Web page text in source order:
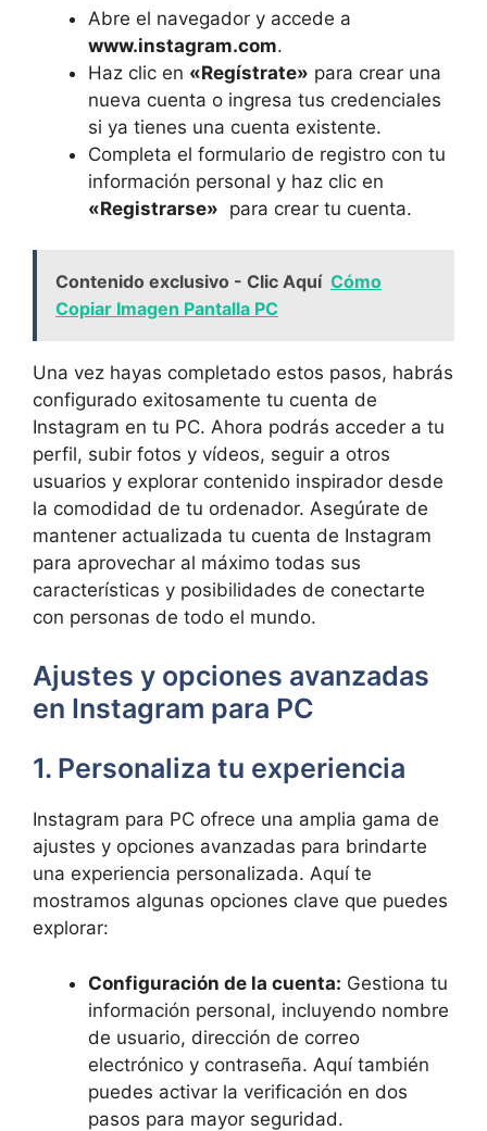
Abre el navegador y ‌accede ‌a
www.instagram.com.
Haz ​clic⁢ en «Regístrate» para ⁢crear una
nueva cuenta o ⁢ingresa⁣ tus credenciales
⁣si ya tienes una cuenta existente.
Completa el formulario de ⁢registro con tu‍
información personal ​y haz clic en ⁤
«Registrarse» ‍ para crear tu ⁢cuenta.
Contenido exclusivo - Clic Aquí Cómo
Copiar Imagen Pantalla PC
Una vez hayas completado estos pasos, ‌habrás
configurado ⁣exitosamente‍ tu cuenta de
Instagram⁤ en tu PC. Ahora ⁣podrás ‍acceder⁢ a tu
perfil, subir fotos ‍y vídeos, ⁣seguir a otros
usuarios y explorar contenido⁤ inspirador desde
la comodidad de tu⁢ ordenador.⁤ Asegúrate de
mantener actualizada tu cuenta⁣ de Instagram
para⁤ aprovechar al máximo todas​ sus
características y posibilidades de ‌conectarte
con personas de todo⁣ el mundo.
Ajustes y opciones avanzadas
en ‌Instagram para‍ PC
1. Personaliza tu experiencia
Instagram para PC⁣ ofrece⁢ una amplia gama ⁣de​
ajustes y opciones avanzadas para‌ brindarte
una experiencia personalizada. Aquí te
mostramos ‌algunas ​opciones clave‌ que puedes
explorar:
Configuración de la cuenta: Gestiona tu
información‍ personal, incluyendo nombre
⁢de usuario, dirección de‍ correo‌
electrónico y contraseña.‍ Aquí también
puedes activar la verificación en dos
pasos ⁣para mayor seguridad.